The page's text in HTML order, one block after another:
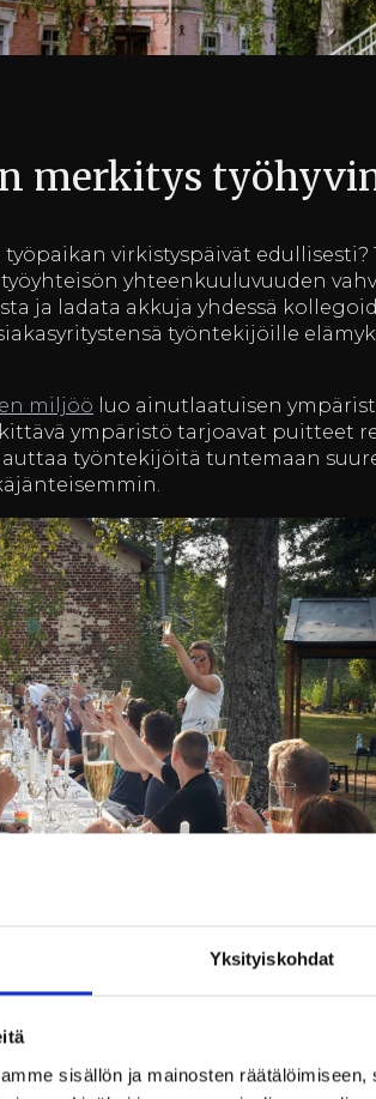
Yksityiskohdat
sisällön ja mainosten
merkitys
virkistyspäivät edullisesti?
yhteenkuuluvuuden
ja ladata akkuja yhdessä
työntekijöille
miljöö luo ainutlaatuisen
ympäristö tarjoavat puitteet
työntekijöitä tuntemaan